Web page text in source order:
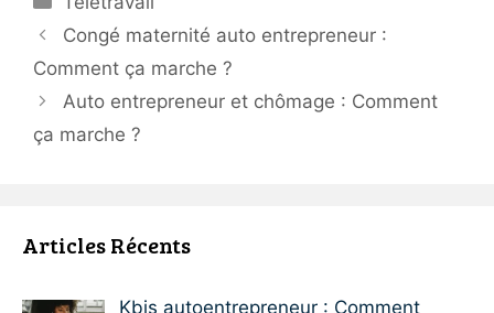
Congé maternité auto entrepreneur :
Comment ça marche ?
Auto entrepreneur et chômage : Comment
ça marche ?
Articles Récents
Kbis autoentrepreneur : Comment